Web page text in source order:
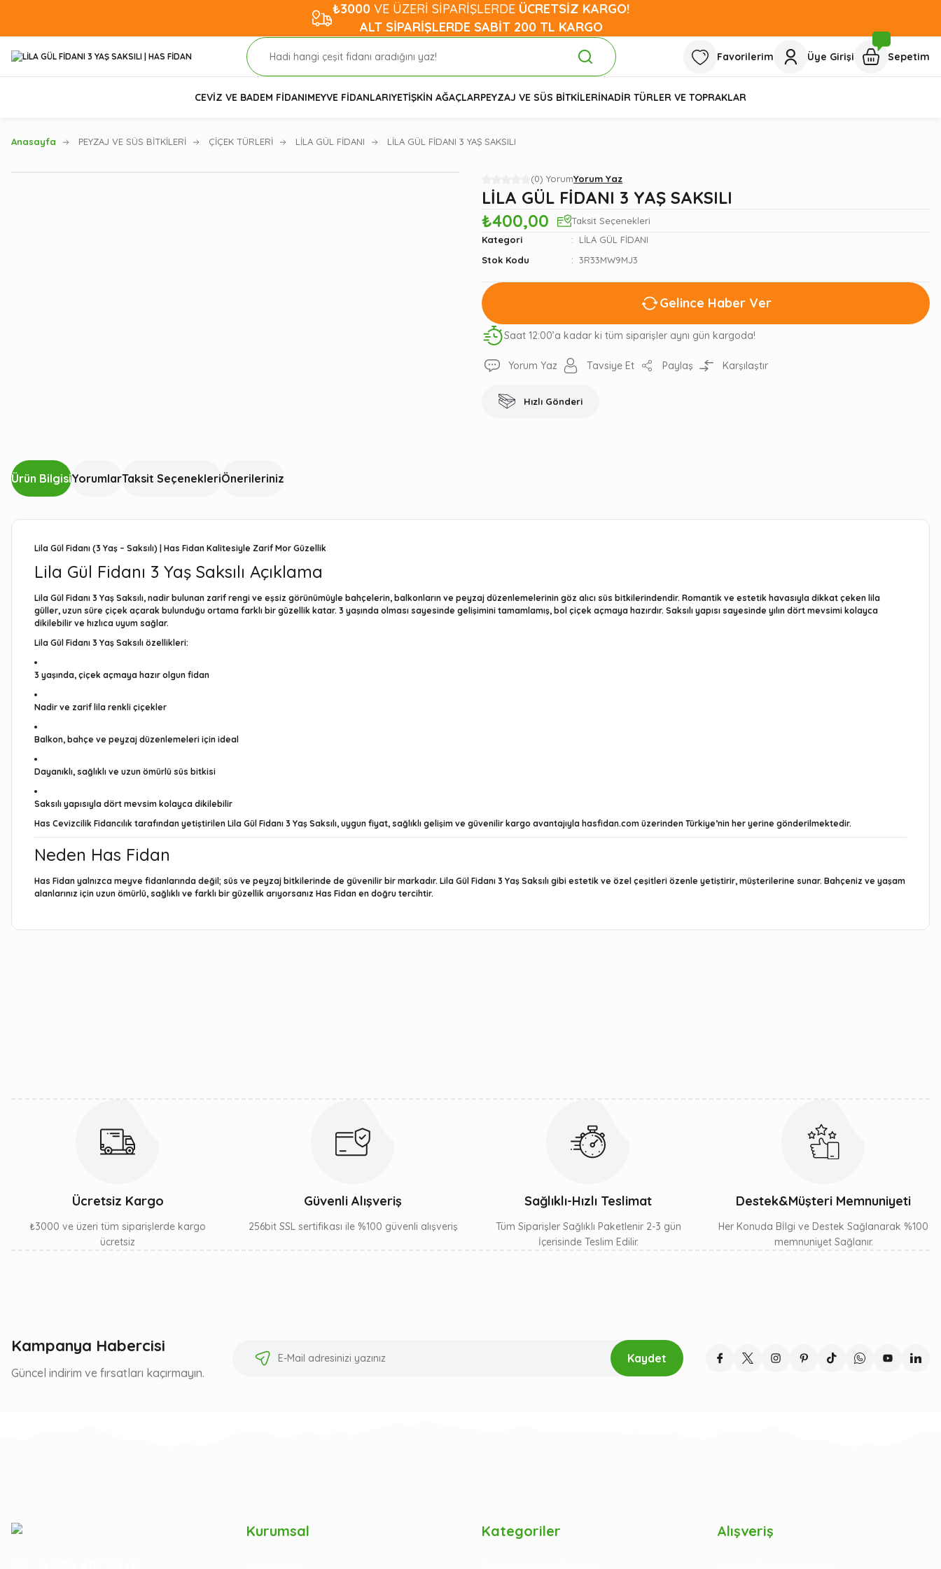
₺3000 VE ÜZERİ SİPARİŞLERDE ÜCRETSİZ KARGO!
ALT SİPARİŞLERDE SABİT 200 TL KARGO
Favorilerim Üye Girişi Sepetim
CEVİZ VE BADEM FİDANIMEYVE FİDANLARIYETİŞKİN AĞAÇLARPEYZAJ VE SÜS BİTKİLERİNADİR TÜRLER VE TOPRAKLAR
Anasayfa PEYZAJ VE SÜS BİTKİLERİ ÇİÇEK TÜRLERİ LİLA GÜL FİDANI LİLA GÜL FİDANI 3 YAŞ SAKSILI
(0) YorumYorum Yaz
LİLA GÜL FİDANI 3 YAŞ SAKSILI
₺400,00
Taksit Seçenekleri
Kategori
LİLA GÜL FİDANI
Stok Kodu
3R33MW9MJ3
Gelince Haber Ver
Saat 12:00’a kadar ki tüm siparişler aynı gün kargoda!
Yorum Yaz Tavsiye Et Paylaş Karşılaştır
Hızlı Gönderi
Ürün BilgisiYorumlarTaksit SeçenekleriÖnerileriniz
Lila Gül Fidanı (3 Yaş – Saksılı) | Has Fidan Kalitesiyle Zarif Mor Güzellik
Lila Gül Fidanı 3 Yaş Saksılı Açıklama
Lila Gül Fidanı 3 Yaş Saksılı, nadir bulunan zarif rengi ve eşsiz görünümüyle bahçelerin, balkonların ve peyzaj düzenlemelerinin göz alıcı süs bitkilerindendir. Romantik ve estetik havasıyla dikkat çeken lila
güller, uzun süre çiçek açarak bulunduğu ortama farklı bir güzellik katar. 3 yaşında olması sayesinde gelişimini tamamlamış, bol çiçek açmaya hazırdır. Saksılı yapısı sayesinde yılın dört mevsimi kolayca
dikilebilir ve hızlıca uyum sağlar.
Lila Gül Fidanı 3 Yaş Saksılı özellikleri:
3 yaşında, çiçek açmaya hazır olgun fidan
Nadir ve zarif lila renkli çiçekler
Balkon, bahçe ve peyzaj düzenlemeleri için ideal
Dayanıklı, sağlıklı ve uzun ömürlü süs bitkisi
Saksılı yapısıyla dört mevsim kolayca dikilebilir
Has Cevizcilik Fidancılık tarafından yetiştirilen Lila Gül Fidanı 3 Yaş Saksılı, uygun fiyat, sağlıklı gelişim ve güvenilir kargo avantajıyla hasfidan.com üzerinden Türkiye’nin her yerine gönderilmektedir.
Neden Has Fidan
Has Fidan yalnızca meyve fidanlarında değil; süs ve peyzaj bitkilerinde de güvenilir bir markadır. Lila Gül Fidanı 3 Yaş Saksılı gibi estetik ve özel çeşitleri özenle yetiştirir, müşterilerine sunar. Bahçeniz ve yaşam
alanlarınız için uzun ömürlü, sağlıklı ve farklı bir güzellik arıyorsanız Has Fidan en doğru tercihtir.
Ücretsiz Kargo
₺3000 ve üzeri tüm siparişlerde kargo
ücretsiz
Güvenli Alışveriş
256bit SSL sertifikası ile %100 güvenli alışveriş
Sağlıklı-Hızlı Teslimat
Tüm Siparişler Sağlıklı Paketlenir 2-3 gün
İçerisinde Teslim Edilir.
Destek&Müşteri Memnuniyeti
Her Konuda Bİlgi ve Destek Sağlanarak %100
memnuniyet Sağlanır.
Kampanya Habercisi
Güncel indirim ve fırsatları kaçırmayın.
Kaydet
Kurumsal Kategoriler Alışveriş